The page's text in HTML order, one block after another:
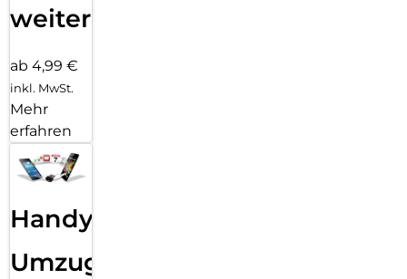
weiter
ab 4,99 €
inkl. MwSt.
Mehr
erfahren
Handy
Umzug